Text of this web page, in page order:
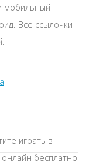
мобильный
Все ссылочки
играть в
бесплатно